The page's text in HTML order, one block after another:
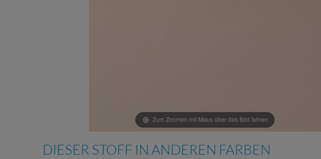
Zum Zoomen mit Maus über das Bild fahren
DIESER STOFF IN ANDEREN FARBEN